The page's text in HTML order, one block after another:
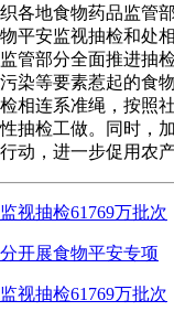
各地食物药品监管
平安监视抽检和
管部分全面推进
染等要素惹起的食
相连系准绳，按照
抽检工做。同时，
动，进一步促用农产
视抽检61769万批次
开展食物平安专项
视抽检61769万批次